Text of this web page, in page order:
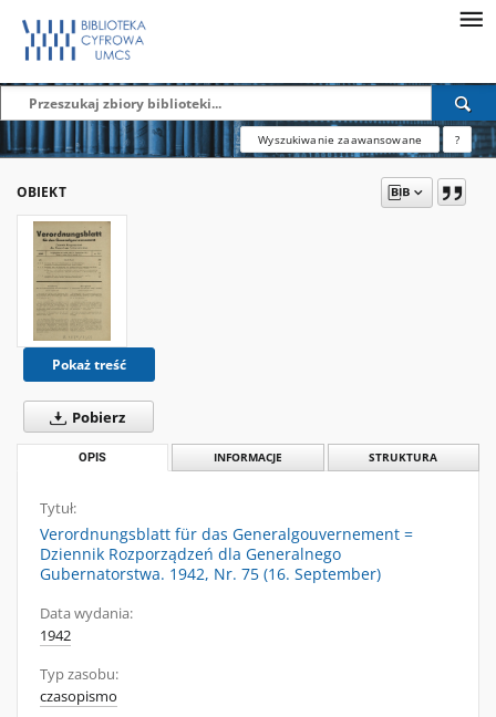
Wyszukiwanie zaawansowane ?
OBIEKT
Pokaż treść
Pobierz
OPIS INFORMACJE STRUKTURA
Tytuł:
Verordnungsblatt für das Generalgouvernement =
Dziennik Rozporządzeń dla Generalnego
Gubernatorstwa. 1942, Nr. 75 (16. September)
Data wydania:
1942
Typ zasobu:
czasopismo